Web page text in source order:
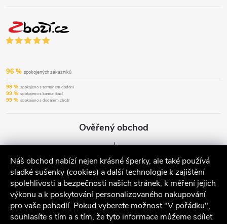
Náš obchod nabízí nejen krásné šperky, ale také používá
sladké sušenky (cookies) a další technologie k zajištění
spolehlivosti a bezpečnosti našich stránek, k měření jejich
výkonu a k poskytování personalizovaného nakupování
pro vaše pohodlí. Pokud vyberete možnost "V pořádku",
souhlasíte s tím a s tím, že tyto informace můžeme sdílet
96 % spokojených zákazníků
98 % spokojeno s termínem dodání
99 % spokojeno s komunikací
99 % spokojeno s dodáním zboží
Ověřený obchod